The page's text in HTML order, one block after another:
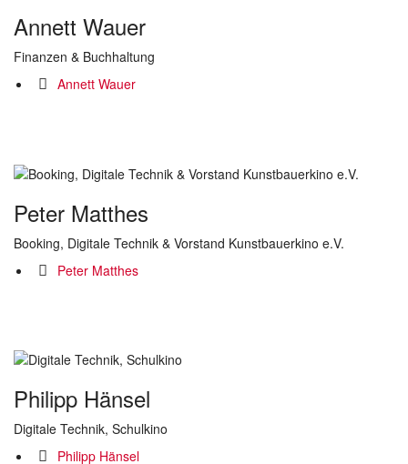
Annett Wauer
Finanzen & Buchhaltung
Annett Wauer
Peter Matthes
Booking, Digitale Technik & Vorstand Kunstbauerkino e.V.
Peter Matthes
Philipp Hänsel
Digitale Technik, Schulkino
Philipp Hänsel